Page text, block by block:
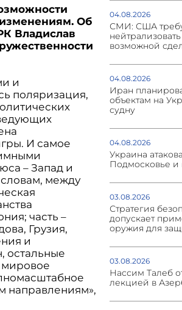
Об
Владислав
и
поляризация,
И самое
– Запад и
между
часть –
Грузия,
и
остальные
направлениям»,
04.08.2026
СМИ: США
возможной
04.08.2026
Иран
объектам на
судну
04.08.2026
Украина
Подмосковье и
03.08.2026
Стратегия
допускает
оружия для
03.08.2026
Нассим Талеб
лекцией в